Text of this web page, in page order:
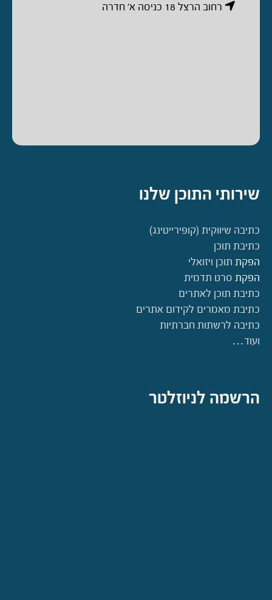
רחוב הרצל 18 כניסה א’ חדרה
שירותי התוכן שלנו
כתיבה שיווקית (קופירייטינג)
כתיבת תוכן
הפקת תוכן ויזואלי
הפקת סרט תדמית
כתיבת תוכן לאתרים
כתיבת מאמרים לקידום אתרים
כתיבה לרשתות חברתיות
ועוד…
הרשמה לניוזלטר